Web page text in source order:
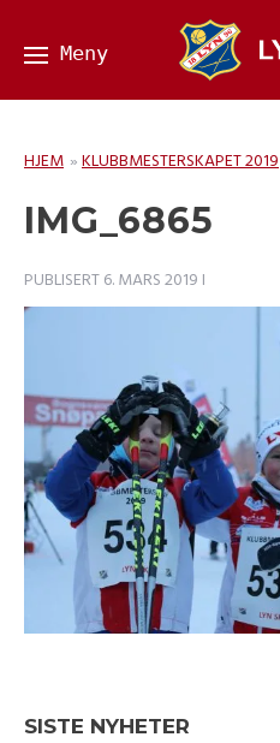
HJEM »KLUBBMESTERSKAPET 2019
IMG_6865
PUBLISERT6. MARS 2019 I
SISTE NYHETER